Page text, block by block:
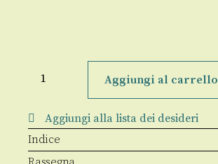
Mezzogiorno,
con
Aggiungi al carrello
Aggiungi alla lista dei desideri
Indice